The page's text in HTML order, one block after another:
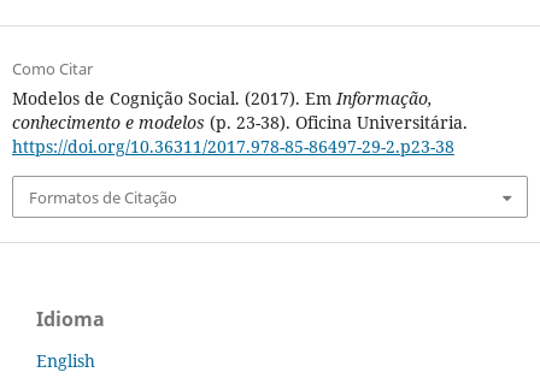
Como Citar
Modelos de Cognição Social. (2017). EmInformação,
conhecimento e modelos (p. 23-38). Oficina Universitária.
https://doi.org/10.36311/2017.978-85-86497-29-2.p23-38
Formatos de Citação
Idioma
English